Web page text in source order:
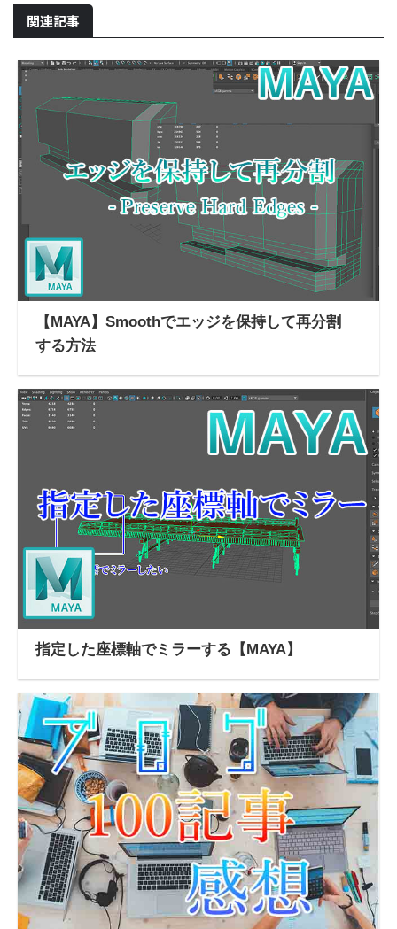
関連記事
【MAYA】Smoothでエッジを保持して再分割
する方法
指定した座標軸でミラーする【MAYA】